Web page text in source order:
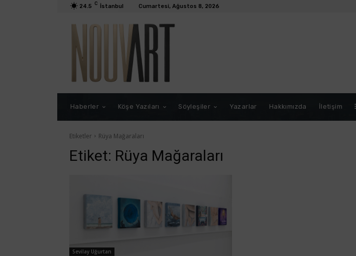
24.5 C İstanbul Cumartesi, Ağustos 8, 2026
Haberler Köşe Yazıları Söyleşiler Yazarlar Hakkımızda İletişim
Etiketler Rüya Mağaraları
Etiket: Rüya Mağaraları
Sevilay Uğurtan